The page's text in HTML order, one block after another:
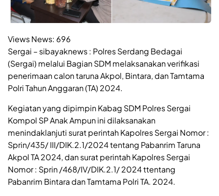
Views News: 696
Sergai – sibayaknews : Polres Serdang Bedagai
(Sergai) melalui Bagian SDM melaksanakan verifikasi
penerimaan calon taruna Akpol, Bintara, dan Tamtama
Polri Tahun Anggaran (TA) 2024.
Kegiatan yang dipimpin Kabag SDM Polres Sergai
Kompol SP Anak Ampun ini dilaksanakan
menindaklanjuti surat perintah Kapolres Sergai Nomor :
Sprin/435/ III/DIK.2.1/2024 tentang Pabanrim Taruna
Akpol TA 2024, dan surat perintah Kapolres Sergai
Nomor : Sprin /468/IV/DIK.2.1/ 2024 ttentang
Pabanrim Bintara dan Tamtama Polri TA. 2024.